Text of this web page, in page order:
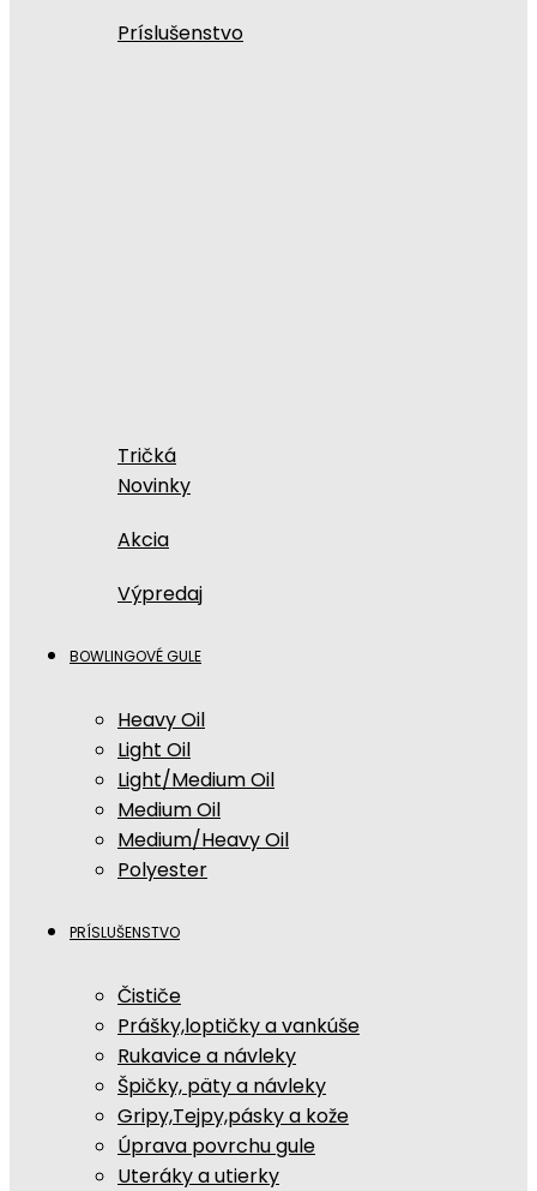
Príslušenstvo
Tričká
Novinky
Akcia
Výpredaj
BOWLINGOVÉ GULE
Heavy Oil
Light Oil
Light/Medium Oil
Medium Oil
Medium/Heavy Oil
Polyester
PRÍSLUŠENSTVO
Čističe
Prášky,loptičky a vankúše
Rukavice a návleky
Špičky, päty a návleky
Gripy,Tejpy,pásky a kože
Úprava povrchu gule
Uteráky a utierky